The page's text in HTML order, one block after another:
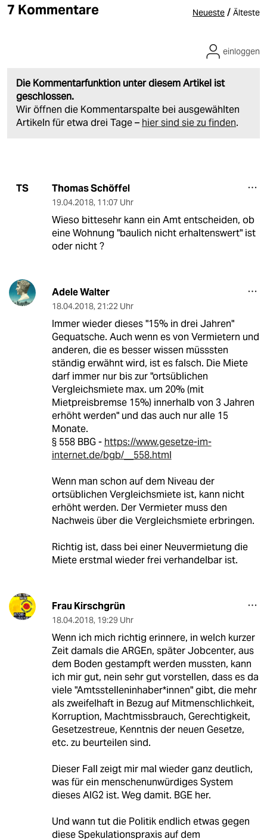
7 Kommentare Neueste / Älteste
Die Kommentarfunktion unter diesem Artikel ist
geschlossen.
Wir öffnen die Kommentarspalte bei ausgewählten
Artikeln für etwa drei Tage – hier sind sie zu finden.
einloggen
TS Thomas Schöffel
19.04.2018, 11:07 Uhr
Wieso bittesehr kann ein Amt entscheiden, ob
eine Wohnung "baulich nicht erhaltenswert" ist
oder nicht ?
Adele Walter
18.04.2018, 21:22 Uhr
Immer wieder dieses "15% in drei Jahren"
Gequatsche. Auch wenn es von Vermietern und
anderen, die es besser wissen müsssten
ständig erwähnt wird, ist es falsch. Die Miete
darf immer nur bis zur "ortsüblichen
Vergleichsmiete max. um 20% (mit
Mietpreisbremse 15%) innerhalb von 3 Jahren
erhöht werden" und das auch nur alle 15
Monate.
§ 558 BBG - https://www.gesetze-im-
internet.de/bgb/__558.html
Wenn man schon auf dem Niveau der
ortsüblichen Vergleichsmiete ist, kann nicht
erhöht werden. Der Vermieter muss den
Nachweis über die Vergleichsmiete erbringen.
Richtig ist, dass bei einer Neuvermietung die
Miete erstmal wieder frei verhandelbar ist.
Frau Kirschgrün
18.04.2018, 19:29 Uhr
Wenn ich mich richtig erinnere, in welch kurzer
Zeit damals die ARGEn, später Jobcenter, aus
dem Boden gestampft werden mussten, kann
ich mir gut, nein sehr gut vorstellen, dass es da
viele "Amtsstelleninhaber*innen" gibt, die mehr
als zweifelhaft in Bezug auf Mitmenschlichkeit,
Korruption, Machtmissbrauch, Gerechtigkeit,
Gesetzestreue, Kenntnis der neuen Gesetze,
etc. zu beurteilen sind.
Dieser Fall zeigt mir mal wieder ganz deutlich,
was für ein menschenunwürdiges System
dieses AlG2 ist. Weg damit. BGE her.
Und wann tut die Politik endlich etwas gegen
diese Spekulationspraxis auf dem